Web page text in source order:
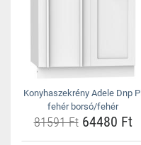
Konyhaszekrény Adele Dnp Pl
fehér borsó/fehér
81591 Ft64480 Ft